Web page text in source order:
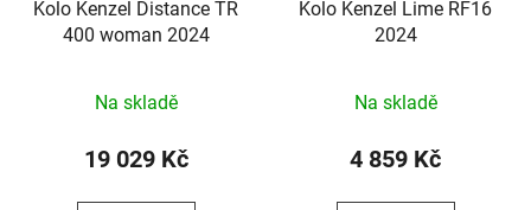
Kolo Kenzel Distance TR
400 woman 2024
Na skladě
19 029 Kč
Kolo Kenzel Lime RF16
2024
Na skladě
4 859 Kč